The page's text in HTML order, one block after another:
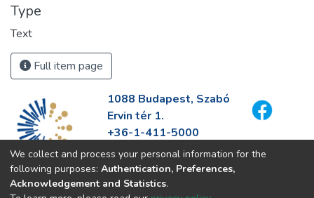
Type
Text
Full item page
1088 Budapest, Szabó
Ervin tér 1.
+36-1-411-5000
info@fszek.hu
https://fszek.hu
We collect and process your personal information for the
following purposes: Authentication, Preferences,
Acknowledgement and Statistics.